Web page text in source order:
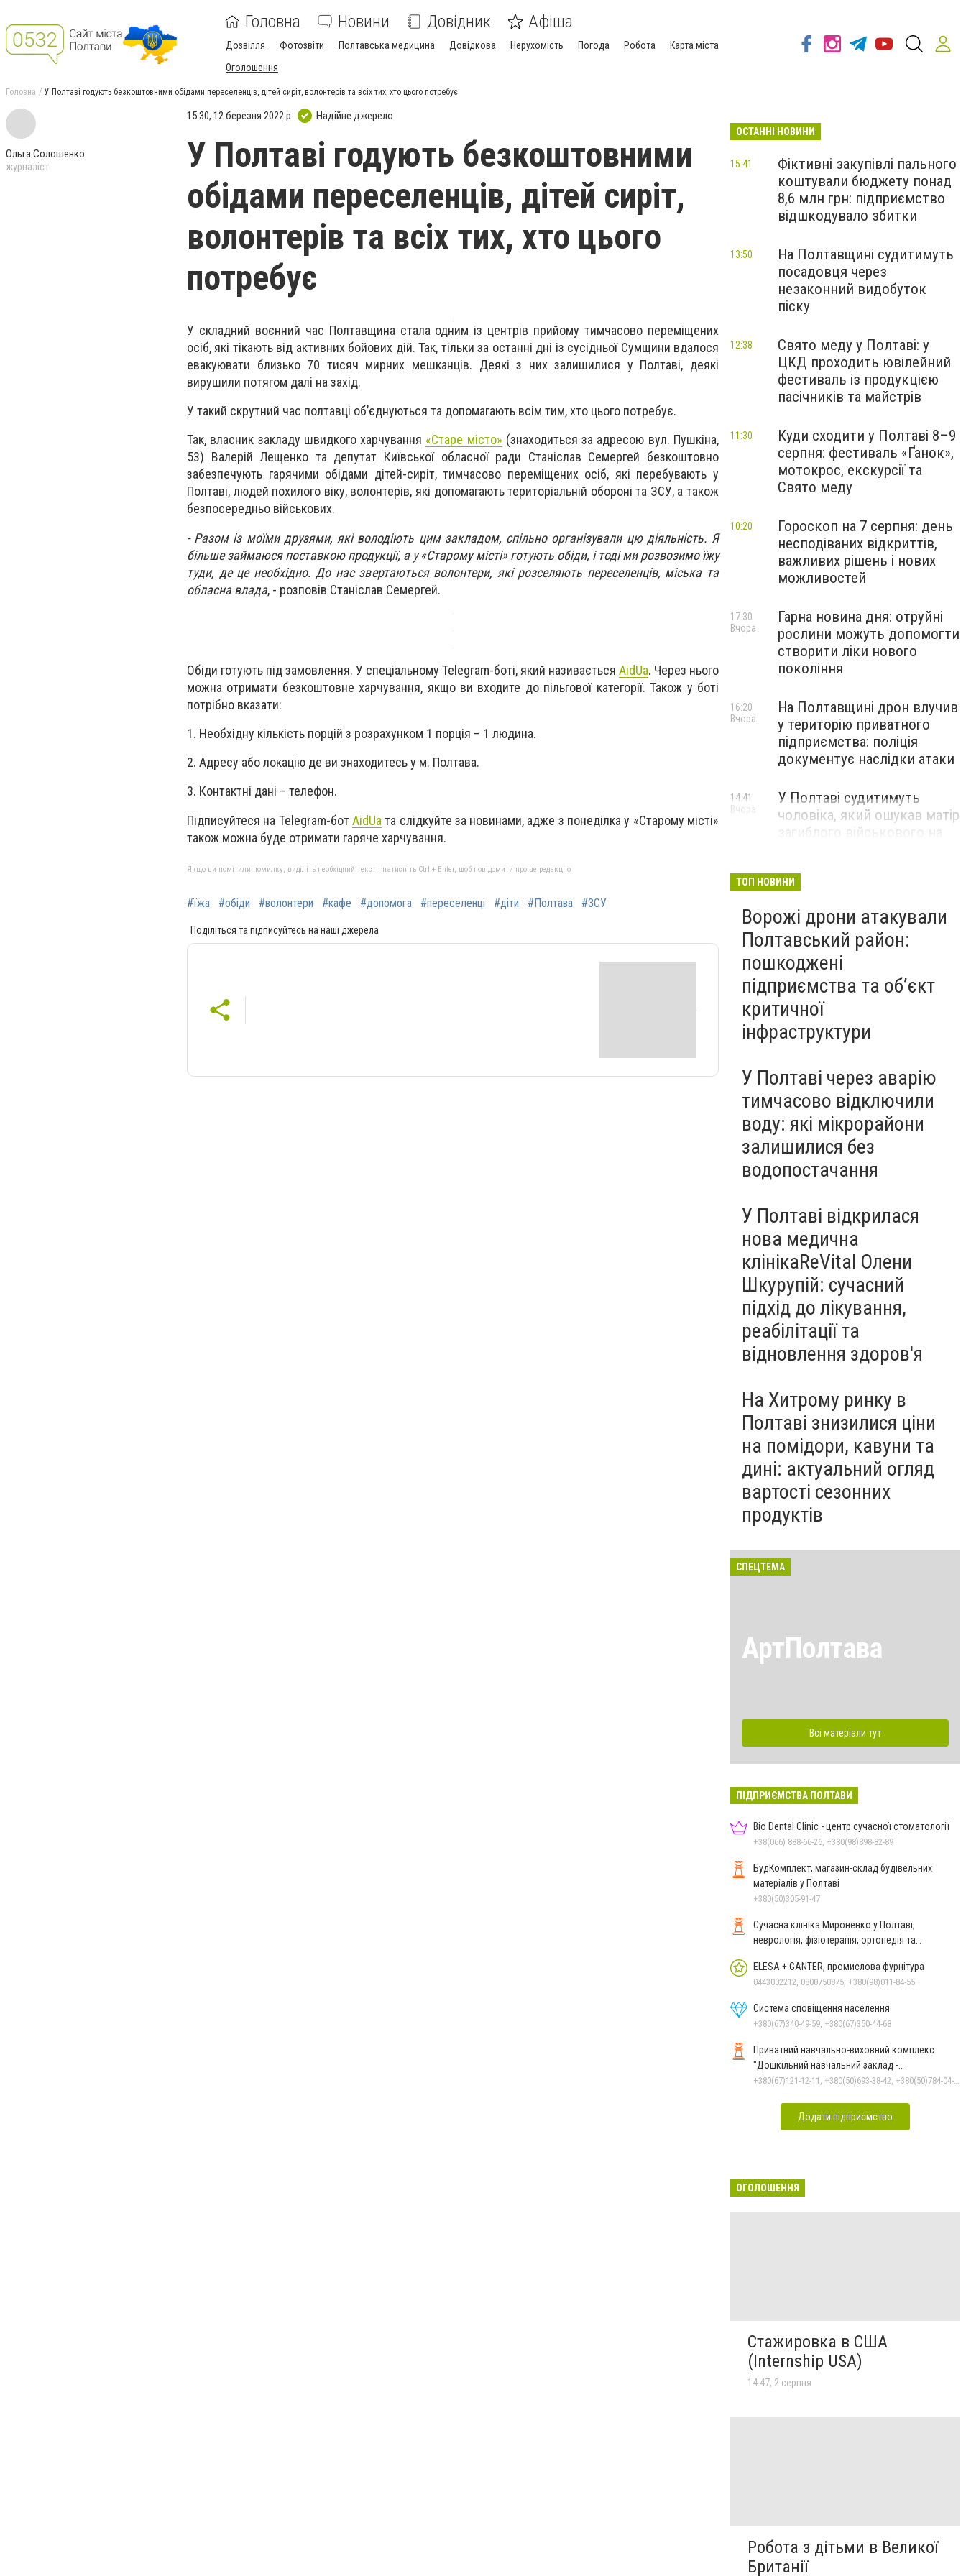
Головна Новини Довідник Афіша
Дозвілля Фотозвіти Полтавська медицина Довідкова Нерухомість Погода Робота
Карта міста
Оголошення
Головна У Полтаві годують безкоштовними обідами переселенців, дітей сиріт, волонтерів та всіх тих, хто цього потребує
Ольга Солошенко
журналіст
15:30, 12 березня 2022 р. Надійне джерело
У Полтаві годують безкоштовними
обідами переселенців, дітей сиріт,
волонтерів та всіх тих, хто цього
потребує
У складний воєнний час Полтавщина стала одним із центрів прийому тимчасово переміщених
осіб, які тікають від активних бойових дій. Так, тільки за останні дні із сусідньої Сумщини вдалося
евакуювати близько 70 тисяч мирних мешканців. Деякі з них залишилися у Полтаві, деякі
вирушили потягом далі на захід.
У такий скрутний час полтавці об’єднуються та допомагають всім тим, хто цього потребує.
Так, власник закладу швидкого харчування «Старе місто» (знаходиться за адресою вул. Пушкіна,
53) Валерій Лещенко та депутат Київської обласної ради Станіслав Семергей безкоштовно
забезпечують гарячими обідами дітей-сиріт, тимчасово переміщених осіб, які перебувають у
Полтаві, людей похилого віку, волонтерів, які допомагають територіальній обороні та ЗСУ, а також
безпосередньо військових.
- Разом із моїми друзями, які володіють цим закладом, спільно організували цю діяльність. Я
більше займаюся поставкою продукції, а у «Старому місті» готують обіди, і тоді ми розвозимо їжу
туди, де це необхідно. До нас звертаються волонтери, які розселяють переселенців, міська та
обласна влада, - розповів Станіслав Семергей.
Обіди готують під замовлення. У спеціальному Telegram-боті, який називається AidUa. Через нього
можна отримати безкоштовне харчування, якщо ви входите до пільгової категорії. Також у боті
потрібно вказати:
1. Необхідну кількість порцій з розрахунком 1 порція – 1 людина.
2. Адресу або локацію де ви знаходитесь у м. Полтава.
3. Контактні дані – телефон.
Підписуйтеся на Telegram-ботAidUa та слідкуйте за новинами, адже з понеділка у «Старому місті»
також можна буде отримати гаряче харчування.
Якщо ви помітили помилку, виділіть необхідний текст і натисніть Ctrl + Enter, щоб повідомити про це редакцію
#їжа #обіди #волонтери #кафе #допомога #переселенці #діти #Полтава #ЗСУ
Поділіться та підписуйтесь на наші джерела
ОСТАННІ НОВИНИ
Фіктивні закупівлі пального
коштували бюджету понад
8,6 млн грн: підприємство
відшкодувало збитки
15:41
На Полтавщині судитимуть
посадовця через
незаконний видобуток
піску
13:50
Свято меду у Полтаві: у
ЦКД проходить ювілейний
фестиваль із продукцією
пасічників та майстрів
12:38
Куди сходити у Полтаві 8–9
серпня: фестиваль «Ґанок»,
мотокрос, екскурсії та
Свято меду
11:30
Гороскоп на 7 серпня: день
несподіваних відкриттів,
важливих рішень і нових
можливостей
10:20
Гарна новина дня: отруйні
рослини можуть допомогти
створити ліки нового
покоління
17:30
Вчора
На Полтавщині дрон влучив
у територію приватного
підприємства: поліція
документує наслідки атаки
16:20
Вчора
У Полтаві судитимуть
чоловіка, який ошукав матір
загиблого військового на
14:41
Вчора
ТОП НОВИНИ
Ворожі дрони атакували
Полтавський район:
пошкоджені
підприємства та об’єкт
критичної
інфраструктури
У Полтаві через аварію
тимчасово відключили
воду: які мікрорайони
залишилися без
водопостачання
У Полтаві відкрилася
нова медична
клінікаReVital Олени
Шкурупій: сучасний
підхід до лікування,
реабілітації та
відновлення здоров'я
На Хитрому ринку в
Полтаві знизилися ціни
на помідори, кавуни та
дині: актуальний огляд
вартості сезонних
продуктів
СПЕЦТЕМА
АртПолтава
Всі матеріали тут
ПІДПРИЄМСТВА ПОЛТАВИ
Bio Dental Clinic - центр сучасної стоматології
+38(066) 888-66-26, +380(98)898-82-89
БудКомплект, магазин-склад будівельних
матеріалів у Полтаві
+380(50)305-91-47
Сучасна клініка Мироненко у Полтаві,
неврологія, фізіотерапія, ортопедія та
ELESA + GANTER, промислова фурнітура
0443002212, 0800750875, +380(98)011-84-55
Система сповіщення населення
+380(67)340-49-59, +380(67)350-44-68
Приватний навчально-виховний комплекс
"Дошкільний навчальний заклад -
спеціалізована школа" О.Данько
Додати підприємство
ОГОЛОШЕННЯ
Стажировка в США
(Internship USA)
14:47, 2 серпня
Робота з дітьми в Великої
Британії